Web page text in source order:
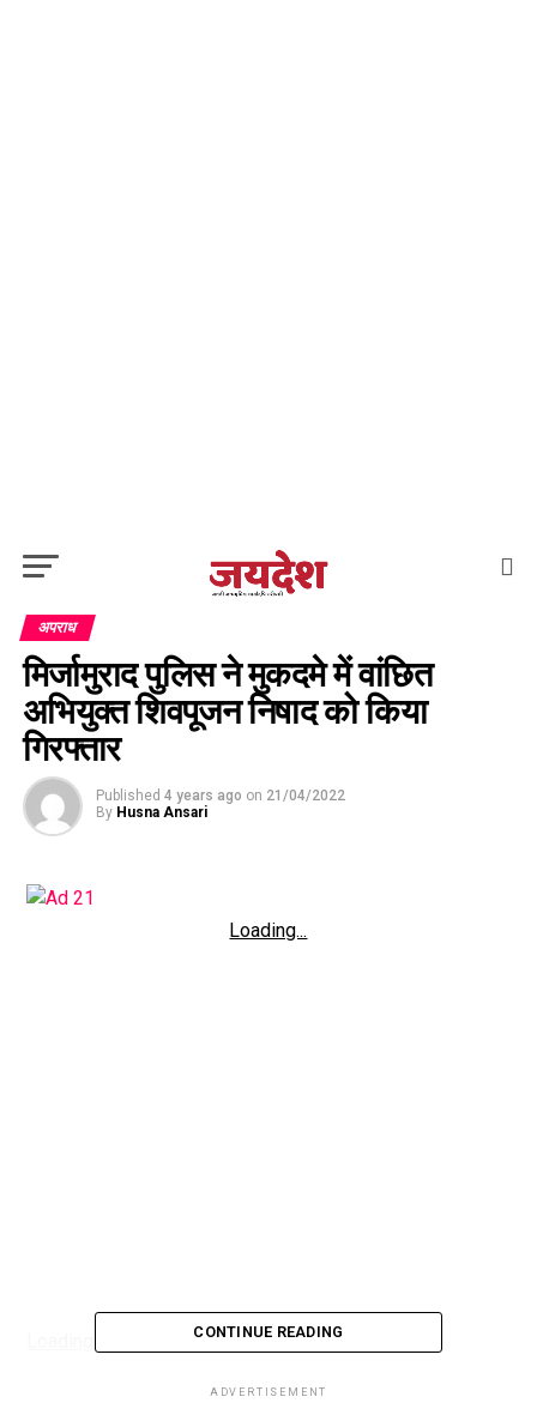
अपराध
मिर्जामुराद पुलिस ने मुकदमे में वांछित
अभियुक्त शिवपूजन निषाद को किया
गिरफ्तार
Published 4 years ago on 21/04/2022
By Husna Ansari
Loading...
CONTINUE READING
ADVERTISEMENT